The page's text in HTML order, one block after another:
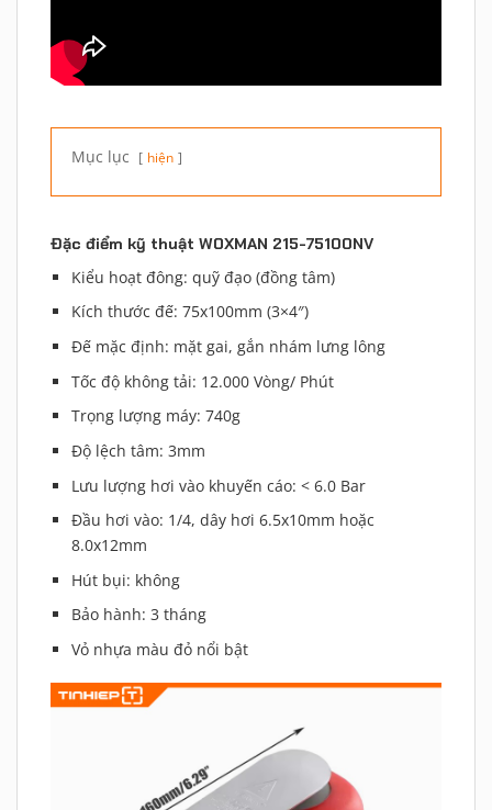
Mục lục hiện
Đặc điểm kỹ thuật WOXMAN 215-75100NV
Kiểu hoạt đông: quỹ đạo (đồng tâm)
Kích thước đế: 75x100mm (3×4″)
Đế mặc định: mặt gai, gắn nhám lưng lông
Tốc độ không tải: 12.000 Vòng/ Phút
Trọng lượng máy: 740g
Độ lệch tâm: 3mm
Lưu lượng hơi vào khuyến cáo: < 6.0 Bar
Đầu hơi vào: 1/4, dây hơi 6.5x10mm hoặc
8.0x12mm
Hút bụi: không
Bảo hành: 3 tháng
Vỏ nhựa màu đỏ nổi bật